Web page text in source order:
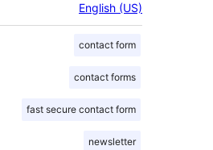
English (US)
contact form
contact forms
fast secure contact form
newsletter